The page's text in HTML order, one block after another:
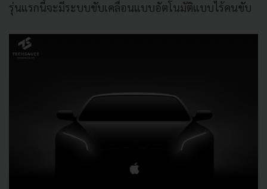
รุ่นแรกนี้จะมีระบบขับเคลื่อนแบบอัตโนมัติแบบไร้คนขับ